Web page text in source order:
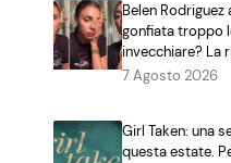
Belen
gonfiata troppo
invecchiare? La
7 Agosto 2026
Girl Taken: una
questa estate.